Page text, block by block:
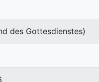
des Gottesdienstes)